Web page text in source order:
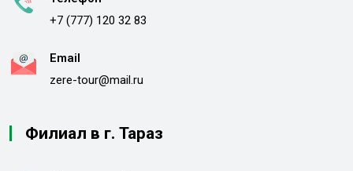
+7 (777) 120 32 83
Email
zere-tour@mail.ru
Филиал в г. Тараз